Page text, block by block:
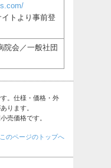
イトより事前登
院会／一般社団
。仕様・価格・外
ります。
売価格です。
このページのトップへ